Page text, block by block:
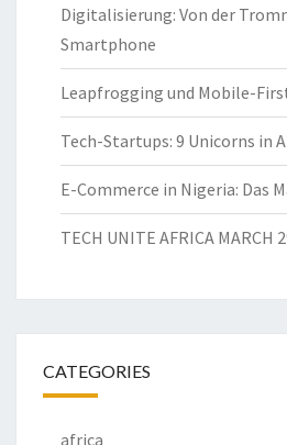
Digitalisierung: Von der
Smartphone
Leapfrogging und Mobile-
Tech-Startups: 9 Unicorns in
E-Commerce in Nigeria: Das
TECH UNITE AFRICA MARCH
CATEGORIES
africa